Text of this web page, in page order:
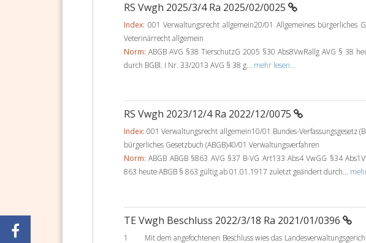
RS Vwgh 2025/3/4 Ra 2025/02/0025
Index: 001 Verwaltungsrecht allgemein20/01 Allgemeines bürgerliches
Veterinärrecht allgemein
Norm: ABGB AVG §38 TierschutzG 2005 §30 Abs8VwRallg AVG § 38
durch BGBl. I Nr. 33/2013 AVG § 38 g... mehr lesen...
RS Vwgh 2023/12/4 Ra 2022/12/0075
Index: 001 Verwaltungsrecht allgemein10/01 Bundes-Verfassungsgesetz
bürgerliches Gesetzbuch (ABGB)40/01 Verwaltungsverfahren
Norm: ABGB ABGB §863 AVG §37 B-VG Art133 Abs4 VwGG §34
863 heute ABGB § 863 gültig ab 01.01.1917 zuletzt geändert durch...
TE Vwgh Beschluss 2022/3/18 Ra 2021/01/0396
1 Mit dem angefochtenen Beschluss wies das